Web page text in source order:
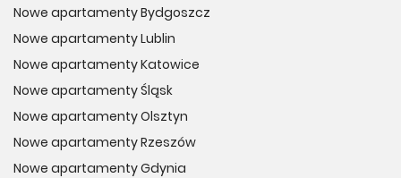
życia!
Nowe apartamenty Bydgoszcz
Nowe apartamenty Lublin
Nowe apartamenty Katowice
Nowe apartamenty Śląsk
Nowe apartamenty Olsztyn
Nowe apartamenty Rzeszów
Nowe apartamenty Gdynia